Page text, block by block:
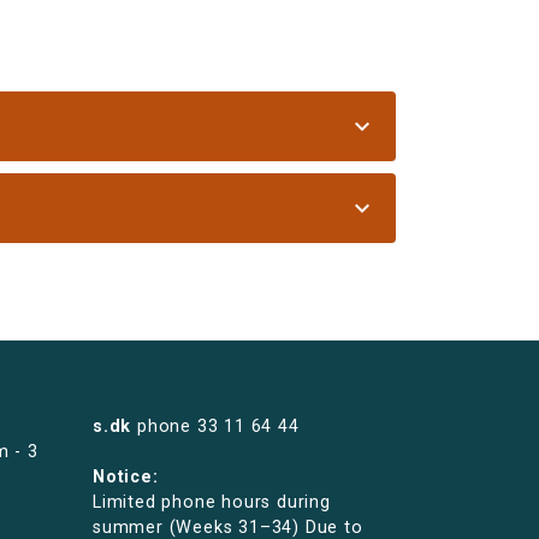
expand_more
expand_more
- 3
s.dk phone 33 11 64 44
Notice:
Limited phone hours during
summer (Weeks 31–34) Due to